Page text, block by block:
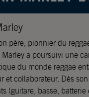
père, pionnier du
Marley a poursuivi une
du monde reggae
et collaborateur. Dès
(guitare, basse,